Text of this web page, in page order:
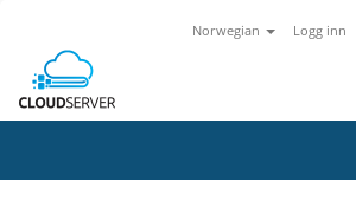
Norwegian Logg inn